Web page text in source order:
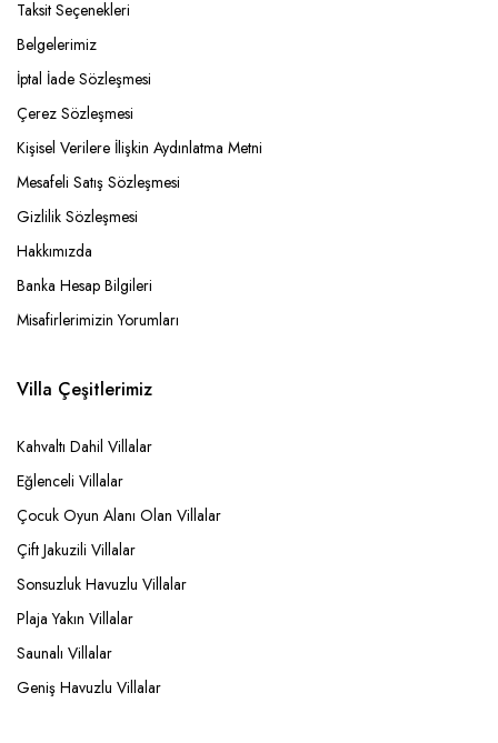
Taksit Seçenekleri
Belgelerimiz
İptal İade Sözleşmesi
Çerez Sözleşmesi
Kişisel Verilere İlişkin Aydınlatma Metni
Mesafeli Satış Sözleşmesi
Gizlilik Sözleşmesi
Hakkımızda
Banka Hesap Bilgileri
Misafirlerimizin Yorumları
Villa Çeşitlerimiz
Kahvaltı Dahil Villalar
Eğlenceli Villalar
Çocuk Oyun Alanı Olan Villalar
Çift Jakuzili Villalar
Sonsuzluk Havuzlu Villalar
Plaja Yakın Villalar
Saunalı Villalar
Geniş Havuzlu Villalar